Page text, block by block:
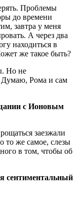
Проблемы
до времени
завтра у меня
А через два
находиться в
же такое быть?
Но не
Думаю, Рома и сам
с Ионовым
заезжали
же самое, слезы
в том, чтобы об
сентиментальный